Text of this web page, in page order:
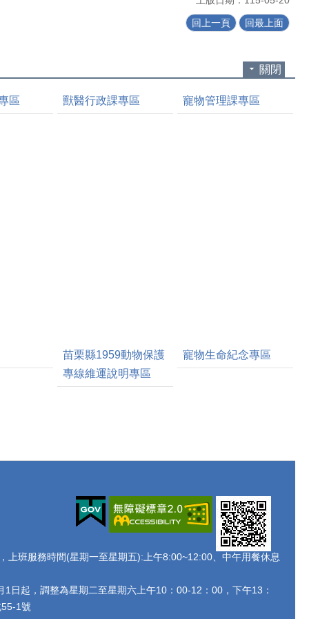
回上一頁 回最上面
關閉
區 獸醫行政課專區 寵物管理課專區
苗栗縣1959動物保護
專線維運說明專區
寵物生命紀念專區
上班服務時間(星期一至星期五):上午8:00~12:00、中午用餐休息
起，調整為星期二至星期六上午10：00-12：00，下午13：
1號